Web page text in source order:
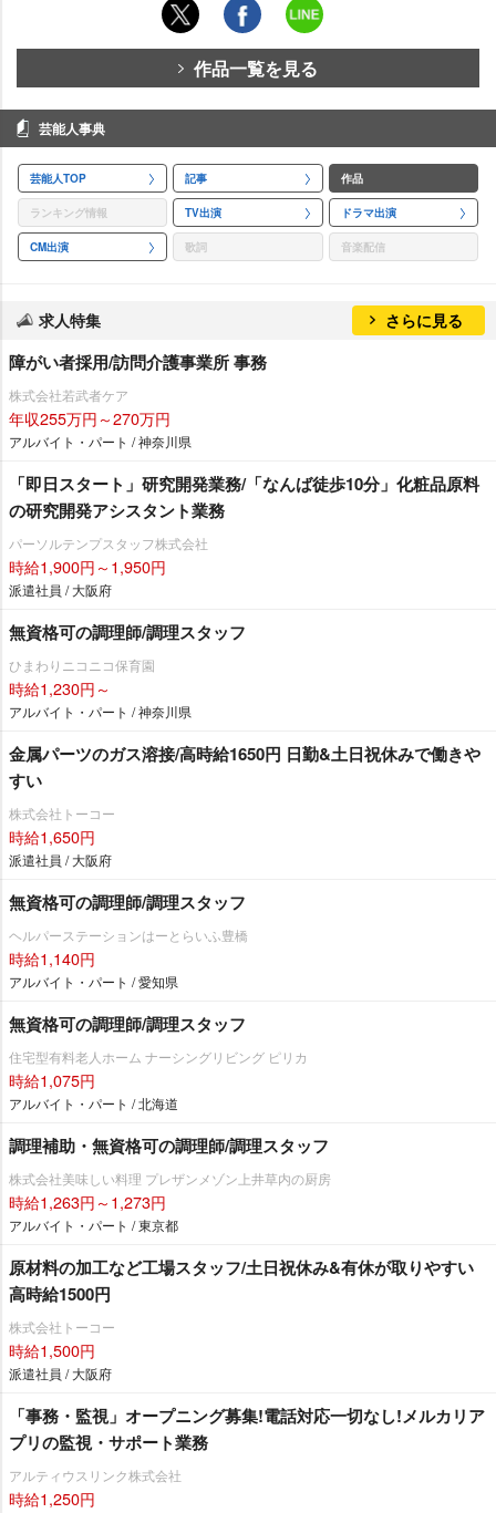
作品一覧を見る
芸能人事典
芸能人TOP 記事 作品
ランキング情報 TV出演 ドラマ出演
CM出演 歌詞 音楽配信
求人特集 さらに見る
障がい者採用/訪問介護事業所 事務
株式会社若武者ケア
年収255万円～270万円
アルバイト・パート / 神奈川県
「即日スタート」研究開発業務/「なんば徒歩10分」化粧品原料
の研究開発アシスタント業務
パーソルテンプスタッフ株式会社
時給1,900円～1,950円
派遣社員 / 大阪府
無資格可の調理師/調理スタッフ
ひまわりニコニコ保育園
時給1,230円～
アルバイト・パート / 神奈川県
金属パーツのガス溶接/高時給1650円 日勤&土日祝休みで働き
すい
株式会社トーコー
時給1,650円
派遣社員 / 大阪府
無資格可の調理師/調理スタッフ
ヘルパーステーションはーとらいふ豊橋
時給1,140円
アルバイト・パート / 愛知県
無資格可の調理師/調理スタッフ
住宅型有料老人ホーム ナーシングリビング ピリカ
時給1,075円
アルバイト・パート / 北海道
調理補助・無資格可の調理師/調理スタッフ
株式会社美味しい料理 プレザンメゾン上井草内の厨房
時給1,263円～1,273円
アルバイト・パート / 東京都
原材料の加工など工場スタッフ/土日祝休み&有休が取りやすい
高時給1500円
株式会社トーコー
時給1,500円
派遣社員 / 大阪府
「事務・監視」オープニング募集!電話対応一切なし!メルカリア
プリの監視・サポート業務
アルティウスリンク株式会社
時給1,250円